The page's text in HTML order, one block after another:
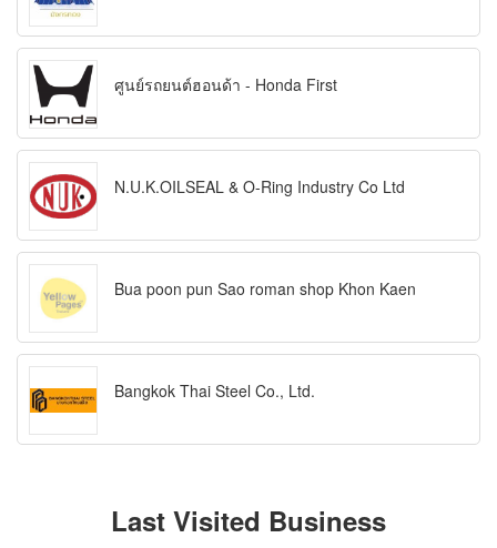
ศูนย์รถยนต์ฮอนด้า - Honda First
N.U.K.OILSEAL & O-Ring Industry Co Ltd
Bua poon pun Sao roman shop Khon Kaen
Bangkok Thai Steel Co., Ltd.
Last Visited Business